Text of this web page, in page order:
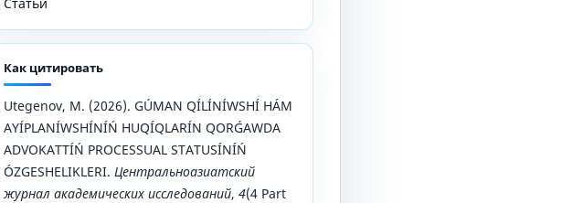
Как цитировать
Utegenov, M. (2026). GÚMАN QÍLÍNÍWSHÍ HÁM
АYÍPLАNÍWSHÍNÍŃ HUQÍQLАRÍN QОRǴАWDА
АDVОKАTTÍŃ PRОCЕSSUАL STАTUSÍNÍŃ
ÓZGЕSHЕLIKLЕRI. Центральноазиатский
журнал академических исследований, 4(4 Part